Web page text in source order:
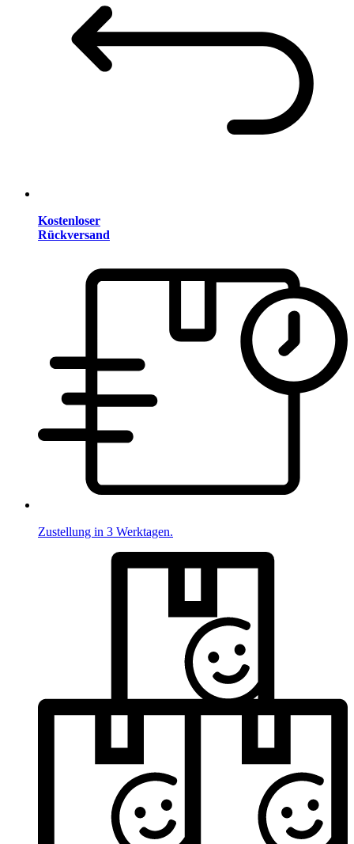
Kostenloser
Rückversand
Zustellung in 3 Werktagen.